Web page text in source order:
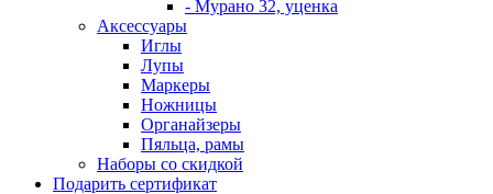
- Мурано 32, уценка
Аксессуары
Иглы
Лупы
Маркеры
Ножницы
Органайзеры
Пяльца, рамы
Наборы со скидкой
Подарить сертификат